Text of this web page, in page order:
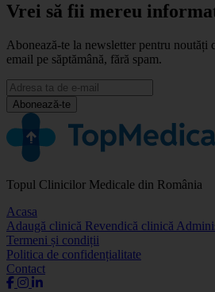
Vrei să fii mereu
Abonează-te la newsletter pentru noutăți
email pe săptămână, fără spam.
Abonează-te
Topul Clinicilor Medicale din România
Acasa
Adaugă clinică Revendică clinică
Termeni și condiții
Politica de confidențialitate
Contact